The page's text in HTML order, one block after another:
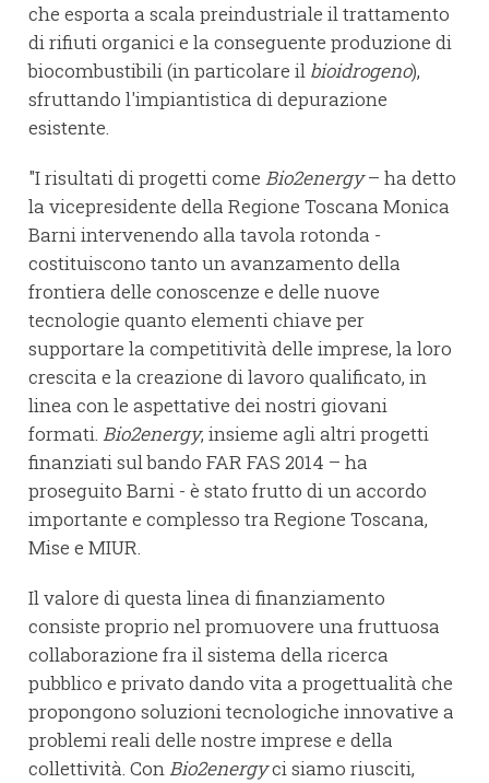
che esporta a scala preindustriale il trattamento
di rifiuti organici e la conseguente produzione di
biocombustibili (in particolare il bioidrogeno),
sfruttando l'impiantistica di depurazione
esistente.
"I risultati di progetti come Bio2energy– ha detto
la vicepresidente della Regione Toscana Monica
Barni intervenendo alla tavola rotonda -
costituiscono tanto un avanzamento della
frontiera delle conoscenze e delle nuove
tecnologie quanto elementi chiave per
supportare la competitività delle imprese, la loro
crescita e la creazione di lavoro qualificato, in
linea con le aspettative dei nostri giovani
formati. Bio2energy, insieme agli altri progetti
finanziati sul bando FAR FAS 2014 – ha
proseguito Barni - è stato frutto di un accordo
importante e complesso tra Regione Toscana,
Mise e MIUR.
Il valore di questa linea di finanziamento
consiste proprio nel promuovere una fruttuosa
collaborazione fra il sistema della ricerca
pubblico e privato dando vita a progettualità che
propongono soluzioni tecnologiche innovative a
problemi reali delle nostre imprese e della
collettività. ConBio2energyci siamo riusciti,